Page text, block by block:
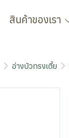
สินค้าของเรา
อ่างบัวทรงเตี้ย